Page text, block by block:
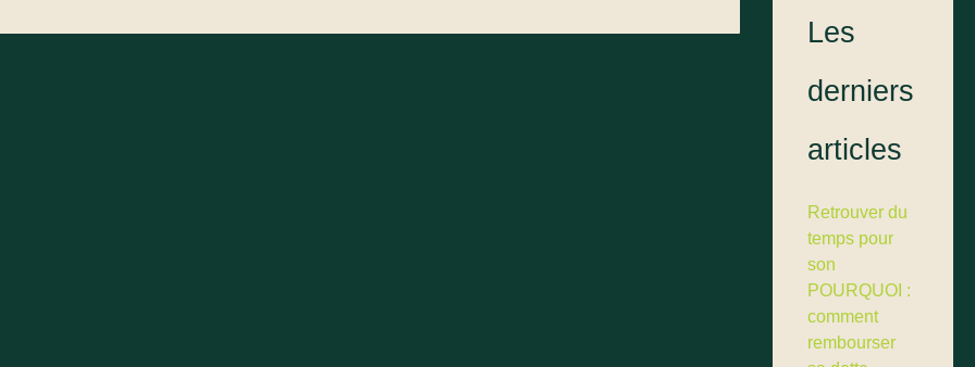
Les
derniers
articles
Retrouver du
temps pour
son
POURQUOI :
comment
rembourser